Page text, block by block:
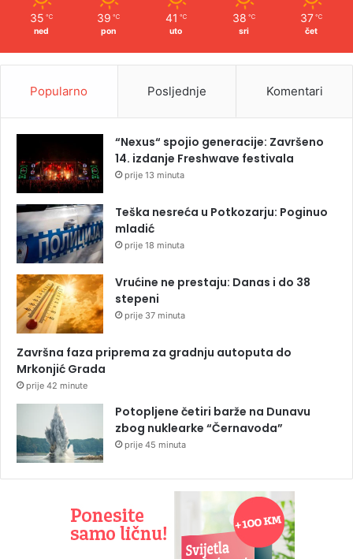
35 ℃
ned
39 ℃
pon
41 ℃
uto
38 ℃
sri
37 ℃
čet
Popularno Posljednje Komentari
“Nexus“ spojio generacije: Završeno
14. izdanje Freshwave festivala
prije 13 minuta
Teška nesreća u Potkozarju: Poginuo
mladić
prije 18 minuta
Vrućine ne prestaju: Danas i do 38
stepeni
prije 37 minuta
Završna faza priprema za gradnju autoputa do
Mrkonjić Grada
prije 42 minute
Potopljene četiri barže na Dunavu
zbog nuklearke “Černavoda”
prije 45 minuta